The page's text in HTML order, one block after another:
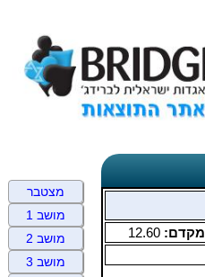
מקדם:12.60
מצטבר
מושב 1
מושב 2
מושב 3